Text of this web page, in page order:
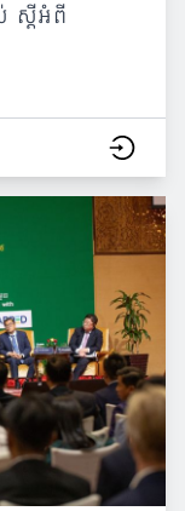
ស្ដីអំពី